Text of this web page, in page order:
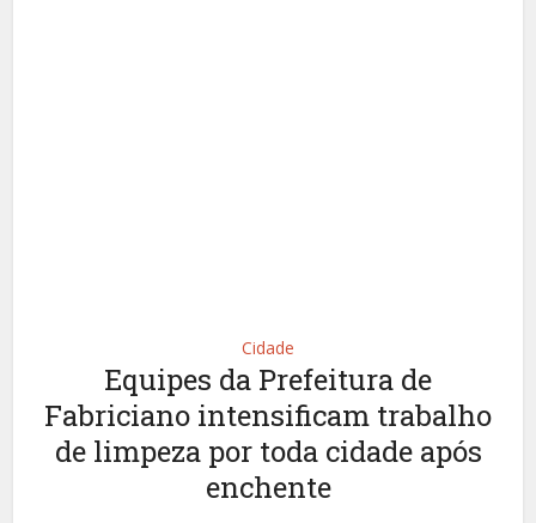
Cidade
Equipes da Prefeitura de
Fabriciano intensificam trabalho
de limpeza por toda cidade após
enchente